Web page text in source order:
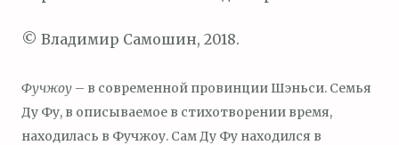
© Владимир Самошин, 2018.
Фучжоу – в современной провинции Шэньси. Семья
Ду Фу, в описываемое в стихотворении время,
находилась в Фучжоу. Сам Ду Фу находился в